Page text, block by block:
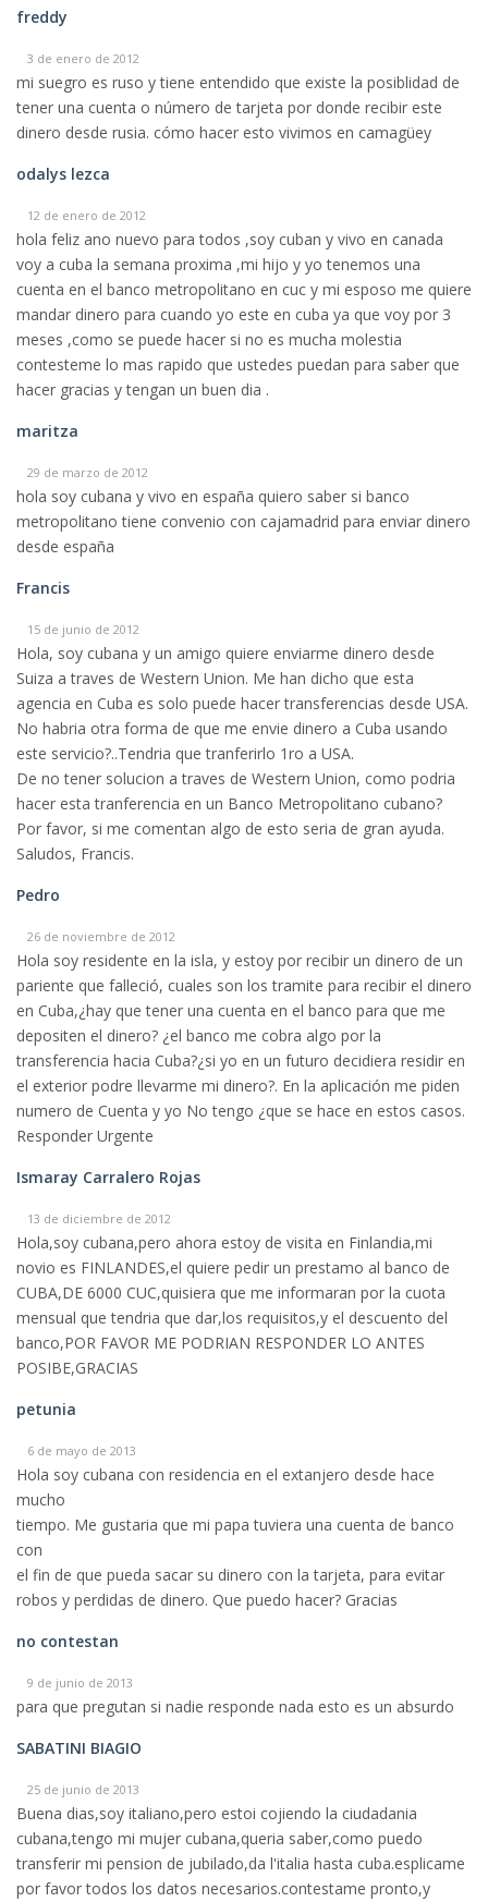
freddy
3 de enero de 2012
mi suegro es ruso y tiene entendido que existe la posiblidad de
tener una cuenta o número de tarjeta por donde recibir este
dinero desde rusia. cómo hacer esto vivimos en camagüey
odalys lezca
12 de enero de 2012
hola feliz ano nuevo para todos ,soy cuban y vivo en canada
voy a cuba la semana proxima ,mi hijo y yo tenemos una
cuenta en el banco metropolitano en cuc y mi esposo me quiere
mandar dinero para cuando yo este en cuba ya que voy por 3
meses ,como se puede hacer si no es mucha molestia
contesteme lo mas rapido que ustedes puedan para saber que
hacer gracias y tengan un buen dia .
maritza
29 de marzo de 2012
hola soy cubana y vivo en españa quiero saber si banco
metropolitano tiene convenio con cajamadrid para enviar dinero
desde españa
Francis
15 de junio de 2012
Hola, soy cubana y un amigo quiere enviarme dinero desde
Suiza a traves de Western Union. Me han dicho que esta
agencia en Cuba es solo puede hacer transferencias desde USA.
No habria otra forma de que me envie dinero a Cuba usando
este servicio?..Tendria que tranferirlo 1ro a USA.
De no tener solucion a traves de Western Union, como podria
hacer esta tranferencia en un Banco Metropolitano cubano?
Por favor, si me comentan algo de esto seria de gran ayuda.
Saludos, Francis.
Pedro
26 de noviembre de 2012
Hola soy residente en la isla, y estoy por recibir un dinero de un
pariente que falleció, cuales son los tramite para recibir el dinero
en Cuba,¿hay que tener una cuenta en el banco para que me
depositen el dinero? ¿el banco me cobra algo por la
transferencia hacia Cuba?¿si yo en un futuro decidiera residir en
el exterior podre llevarme mi dinero?. En la aplicación me piden
numero de Cuenta y yo No tengo ¿que se hace en estos casos.
Responder Urgente
Ismaray Carralero Rojas
13 de diciembre de 2012
Hola,soy cubana,pero ahora estoy de visita en Finlandia,mi
novio es FINLANDES,el quiere pedir un prestamo al banco de
CUBA,DE 6000 CUC,quisiera que me informaran por la cuota
mensual que tendria que dar,los requisitos,y el descuento del
banco,POR FAVOR ME PODRIAN RESPONDER LO ANTES
POSIBE,GRACIAS
petunia
6 de mayo de 2013
Hola soy cubana con residencia en el extanjero desde hace
mucho
tiempo. Me gustaria que mi papa tuviera una cuenta de banco
con
el fin de que pueda sacar su dinero con la tarjeta, para evitar
robos y perdidas de dinero. Que puedo hacer? Gracias
no contestan
9 de junio de 2013
para que pregutan si nadie responde nada esto es un absurdo
SABATINI BIAGIO
25 de junio de 2013
Buena dias,soy italiano,pero estoi cojiendo la ciudadania
cubana,tengo mi mujer cubana,queria saber,como puedo
transferir mi pension de jubilado,da l'italia hasta cuba.esplicame
por favor todos los datos necesarios.contestame pronto,y